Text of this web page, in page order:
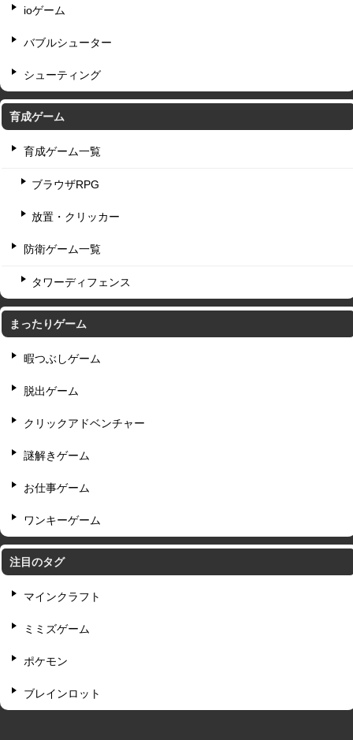
ioゲーム
バブルシューター
シューティング
育成ゲーム
育成ゲーム一覧
ブラウザRPG
放置・クリッカー
防衛ゲーム一覧
タワーディフェンス
まったりゲーム
暇つぶしゲーム
脱出ゲーム
クリックアドベンチャー
謎解きゲーム
お仕事ゲーム
ワンキーゲーム
注目のタグ
マインクラフト
ミミズゲーム
ポケモン
ブレインロット